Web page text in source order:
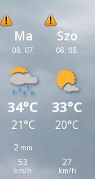
Ma
08. 07.
34°C
21°C
2
53
Szo
08. 08.
33°C
20°C
27